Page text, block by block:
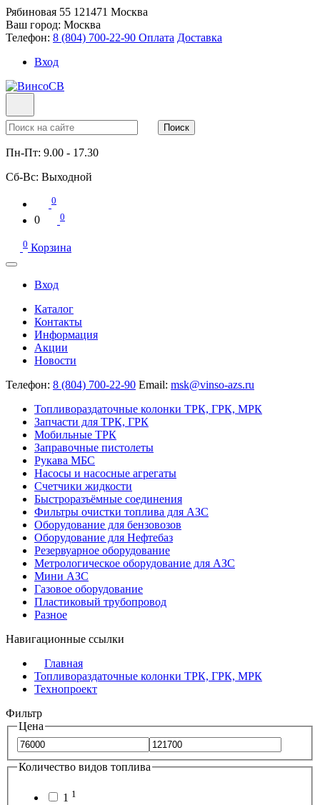
Рябиновая 55 121471 Москва
Ваш город: Москва
Телефон: 8 (804) 700-22-90 Оплата Доставка
Вход
Поиск
Пн-Пт: 9.00 - 17.30
Сб-Вс: Выходной
0
0 0
0 Корзина
Вход
Каталог
Контакты
Информация
Акции
Новости
Телефон: 8 (804) 700-22-90 Email: msk@vinso-azs.ru
Топливораздаточные колонки ТРК, ГРК, МРК
Запчасти для ТРК, ГРК
Мобильные ТРК
Заправочные пистолеты
Рукава МБС
Насосы и насосные агрегаты
Счетчики жидкости
Быстроразъёмные соединения
Фильтры очистки топлива для АЗС
Оборудование для бензовозов
Оборудование для Нефтебаз
Резервуарное оборудование
Метрологическое оборудование для АЗС
Мини АЗС
Газовое оборудование
Пластиковый трубопровод
Разное
Навигационные ссылки
Главная
Топливораздаточные колонки ТРК, ГРК, МРК
Технопроект
Фильтр
Цена
Количество видов топлива
1 1